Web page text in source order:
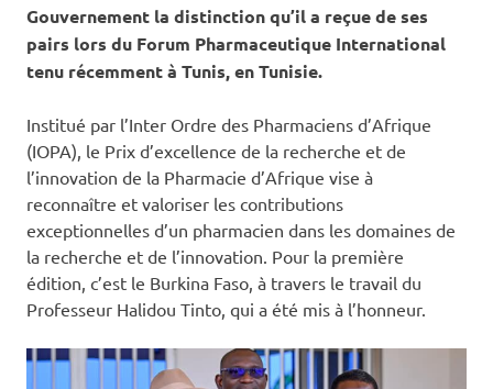
Gouvernement la distinction qu’il a reçue de ses
pairs lors du Forum Pharmaceutique International
tenu récemment à Tunis, en Tunisie.
Institué par l’Inter Ordre des Pharmaciens d’Afrique
(IOPA), le Prix d’excellence de la recherche et de
l’innovation de la Pharmacie d’Afrique vise à
reconnaître et valoriser les contributions
exceptionnelles d’un pharmacien dans les domaines de
la recherche et de l’innovation. Pour la première
édition, c’est le Burkina Faso, à travers le travail du
Professeur Halidou Tinto, qui a été mis à l’honneur.